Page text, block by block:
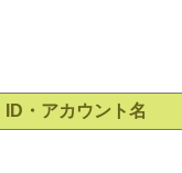
ID・アカウント名